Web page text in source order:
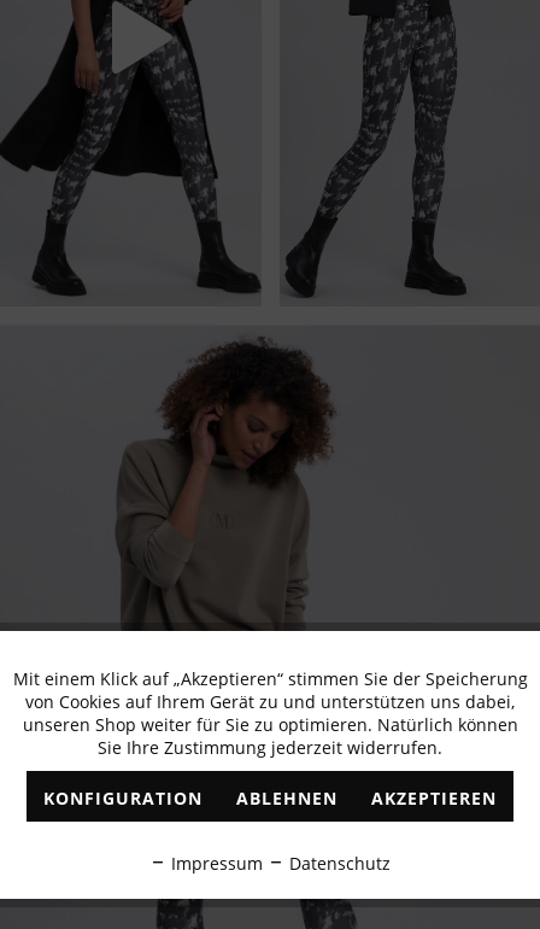
Funktionale Aktiv
Marketing Inaktiv
Tracking Inaktiv
Personalisierung Inaktiv
Mit einem Klick auf „Akzeptieren“ stimmen Sie der Speicherung
von Cookies auf Ihrem Gerät zu und unterstützen uns dabei,
unseren Shop weiter für Sie zu optimieren. Natürlich können
Sie Ihre Zustimmung jederzeit widerrufen.
KONFIGURATION ABLEHNEN AKZEPTIEREN
Impressum Datenschutz